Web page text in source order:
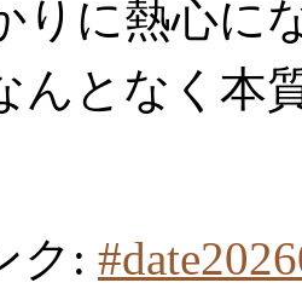
りに熱心に
んとなく本
ク: